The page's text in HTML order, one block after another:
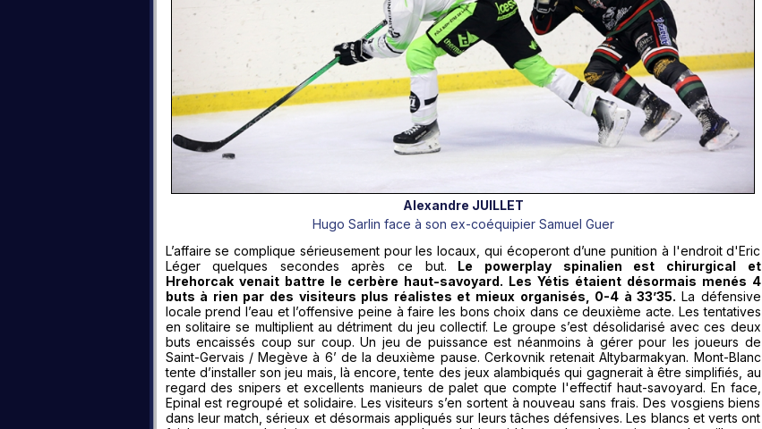
Alexandre JUILLET
Hugo Sarlin face à son ex-coéquipier Samuel Guer
L’affaire se complique sérieusement pour les locaux, qui écoperont d’une punition à l'endroit d'Eric
Léger quelques secondes après ce but. Le powerplay spinalien est chirurgical et
Hrehorcak venait battre le cerbère haut-savoyard. Les Yétis étaient désormais menés 4
buts à rien par des visiteurs plus réalistes et mieux organisés, 0-4 à 33’35. La défensive
locale prend l’eau et l’offensive peine à faire les bons choix dans ce deuxième acte. Les tentatives
en solitaire se multiplient au détriment du jeu collectif. Le groupe s’est désolidarisé avec ces deux
buts encaissés coup sur coup. Un jeu de puissance est néanmoins à gérer pour les joueurs de
Saint-Gervais / Megève à 6’ de la deuxième pause. Cerkovnik retenait Altybarmakyan. Mont-Blanc
tente d’installer son jeu mais, là encore, tente des jeux alambiqués qui gagnerait à être simplifiés, au
regard des snipers et excellents manieurs de palet que compte l'effectif haut-savoyard. En face,
Epinal est regroupé et solidaire. Les visiteurs s’en sortent à nouveau sans frais. Des vosgiens biens
dans leur match, sérieux et désormais appliqués sur leurs tâches défensives. Les blancs et verts ont